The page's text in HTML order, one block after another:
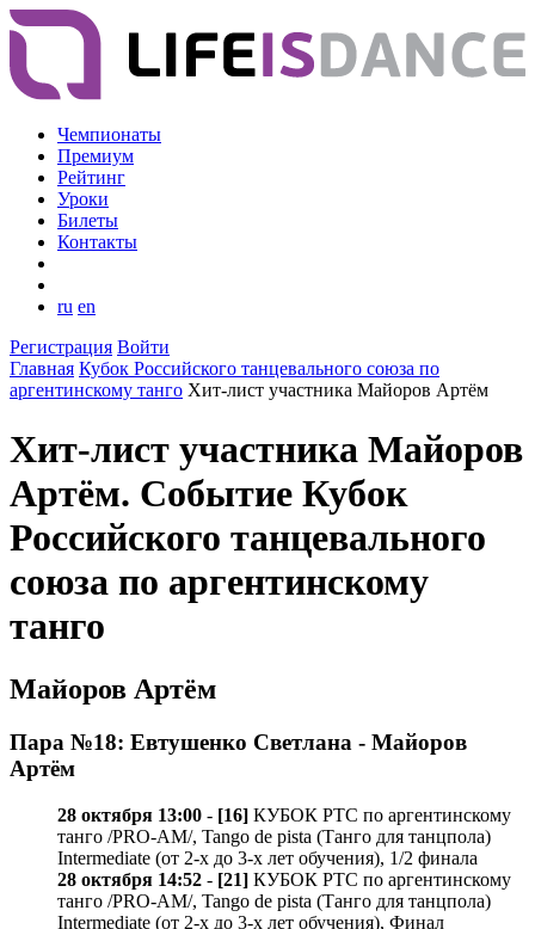
Чемпионаты
Премиум
Рейтинг
Уроки
Билеты
Контакты
ru en
Регистрация Войти
Главная Кубок Российского танцевального союза по
аргентинскому танго Хит-лист участника Майоров Артём
Хит-лист участника Майоров
Артём. Событие Кубок
Российского танцевального
союза по аргентинскому
танго
Майоров Артём
Пара №18: Евтушенко Светлана - Майоров
Артём
28 октября 13:00 - [16] КУБОК РТС по аргентинскому
танго /PRO-AM/, Tango de pista (Танго для танцпола)
Intermediate (от 2-х до 3-х лет обучения), 1/2 финала
28 октября 14:52 - [21] КУБОК РТС по аргентинскому
танго /PRO-AM/, Tango de pista (Танго для танцпола)
Intermediate (от 2-х до 3-х лет обучения), Финал